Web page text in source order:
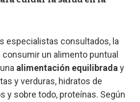
especialistas consultados, la
un alimento puntual
alimentación equilibrada y
y verduras, hidratos de
y sobre todo, proteínas. Según